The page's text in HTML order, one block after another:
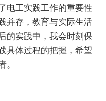
工实践工作的重要性
并存，教育与实际生活
的实践中，我会时刻保
具体过程的把握，希望
。